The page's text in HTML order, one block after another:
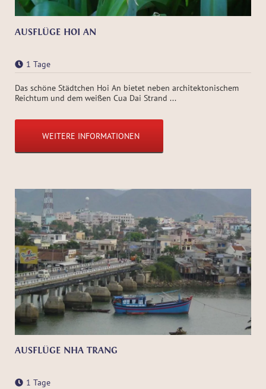
AUSFLÜGE HOI AN
1 Tage
Das schöne Städtchen Hoi An bietet neben architektonischem
Reichtum und dem weißen Cua Dai Strand ...
WEITERE INFORMATIONEN
AUSFLÜGE NHA TRANG
1 Tage